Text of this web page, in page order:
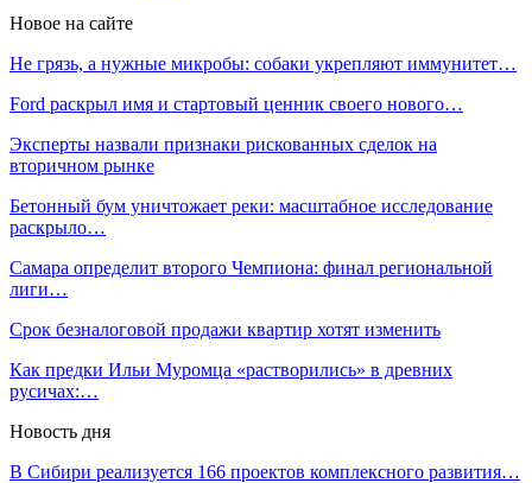
Новое на сайте
Не грязь, а нужные микробы: собаки укрепляют иммунитет…
Ford раскрыл имя и стартовый ценник своего нового…
Эксперты назвали признаки рискованных сделок на
вторичном рынке
Бетонный бум уничтожает реки: масштабное исследование
раскрыло…
Самара определит второго Чемпиона: финал региональной
лиги…
Срок безналоговой продажи квартир хотят изменить
Как предки Ильи Муромца «растворились» в древних
русичах:…
Новость дня
В Сибири реализуется 166 проектов комплексного развития…